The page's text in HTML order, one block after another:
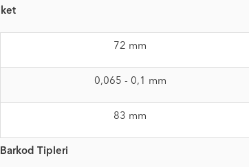
72 mm
0,065 - 0,1 mm
83 mm
Tipleri